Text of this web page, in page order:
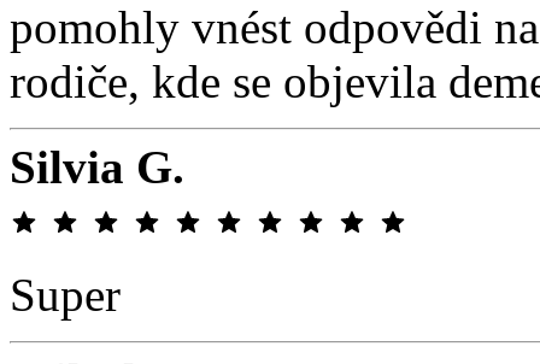
pomohly vnést odpovědi
rodiče, kde se objevila
Silvia G.
Super